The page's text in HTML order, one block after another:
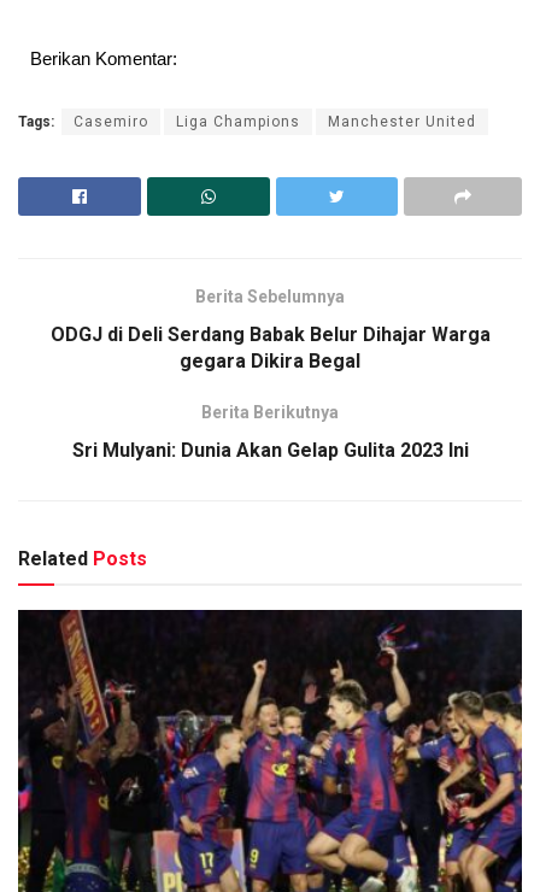
Berikan Komentar:
Tags: Casemiro Liga Champions Manchester United
Berita Sebelumnya
ODGJ di Deli Serdang Babak Belur Dihajar Warga
gegara Dikira Begal
Berita Berikutnya
Sri Mulyani: Dunia Akan Gelap Gulita 2023 Ini
Related Posts